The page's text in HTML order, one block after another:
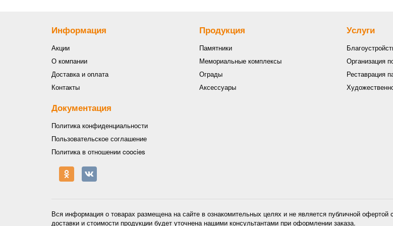
Информация
Акции
О компании
Доставка и оплата
Контакты
Документация
Политика конфиденциальности
Пользовательское соглашение
Политика в отношении coocies
Продукция
Памятники
Мемориальные комплексы
Ограды
Аксессуары
Услуги
Организация
Реставрация
Вся информация о товарах размещена на сайте в ознакомительных целях и не является публичной
доставки и стоимости продукции будет уточнена нашими консультантами при оформлении заказа.